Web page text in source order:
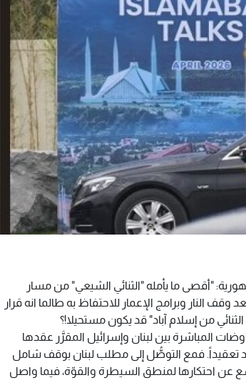
"أقصى ما يأمله "الثنائي الشيعي" من مسار
وقف النار وبرامج الإعمار للاحتفاظ به طالما انه قرار
من إسلام آباد" قد يكون مستحيلا!؟
المباشرة بين لبنان وإسرائيل المقرَّر عقدها
تعقيداً. فمع التوصُّل إلى مطلب لبنان بوقف شامل
عن احتكارها لمنطق السيطرة والقوّة، فيما واصل